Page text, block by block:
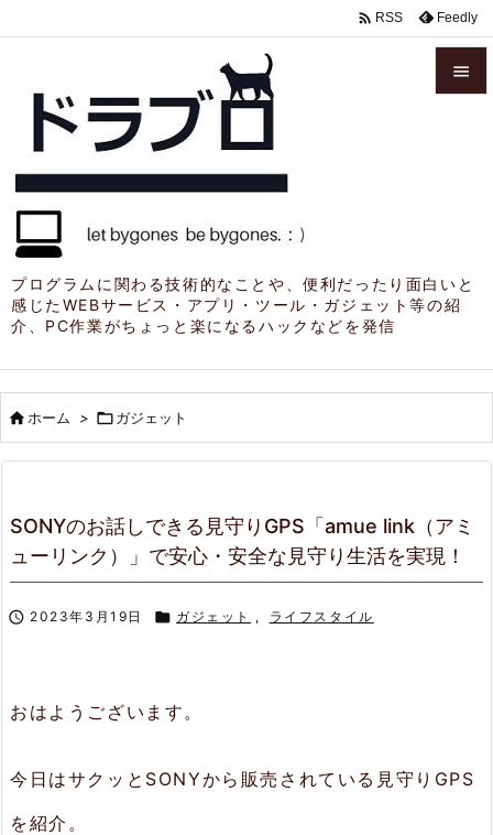
プログラムに関わる技術的なことや、便利だったり面白いと
感じたWEBサービス・アプリ・ツール・ガジェット等の紹
介、PC作業がちょっと楽になるハックなどを発信


次へ
 RSS Feedly
ホーム > ガジェット
SONYのお話しできる見守りGPS「amue link（アミ
ューリンク）」で安心・安全な見守り生活を実現！
 2023年3月19日  ガジェット , ライフスタイル
おはようございます。
今日はサクッとSONYから販売されている見守りGPS
を紹介。